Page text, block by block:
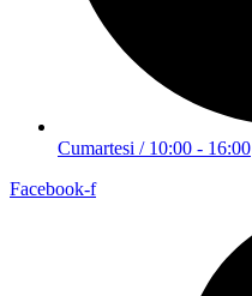
Cumartesi / 10:00 - 16:00
Facebook-f